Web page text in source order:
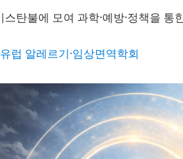
탄불에 모여 과학·예방·정책을 통
유럽 알레르기·임상면역학회